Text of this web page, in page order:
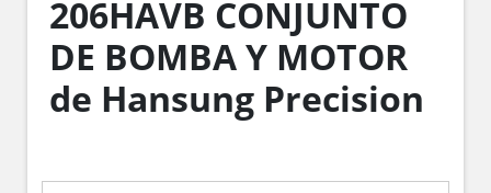
206HAVB CONJUNTO
DE BOMBA Y MOTOR
de Hansung Precision